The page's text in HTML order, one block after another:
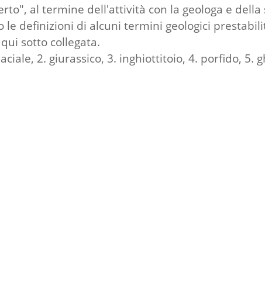
al termine dell'attività con la geologa e
le definizioni di alcuni termini geologici
sotto collegata.
2. giurassico, 3. inghiottitoio, 4. porfido, 5.